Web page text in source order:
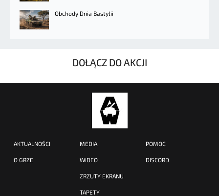
Obchody Dnia Bastylii
DOŁĄCZ DO AKCJI
AKTUALNOŚCI
O GRZE
MEDIA
WIDEO
ZRZUTY EKRANU
TAPETY
POMOC
DISCORD